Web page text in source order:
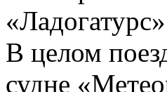
В целом
судне